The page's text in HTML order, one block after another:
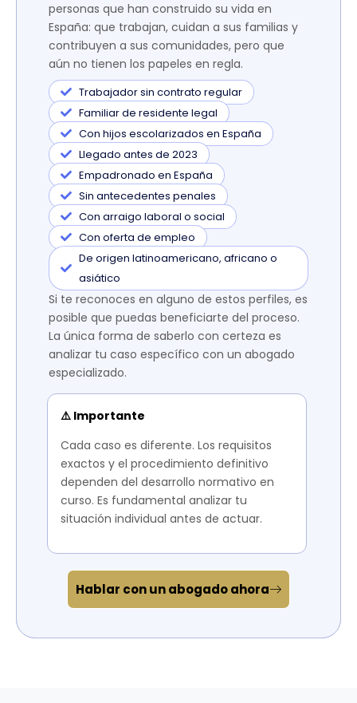
personas que han construido su vida en
España: que trabajan, cuidan a sus familias y
contribuyen a sus comunidades, pero que
aún no tienen los papeles en regla.
Trabajador sin contrato regular
Familiar de residente legal
Con hijos escolarizados en España
Llegado antes de 2023
Empadronado en España
Sin antecedentes penales
Con arraigo laboral o social
Con oferta de empleo
De origen latinoamericano, africano o
asiático
Si te reconoces en alguno de estos perfiles, es
posible que puedas beneficiarte del proceso.
La única forma de saberlo con certeza es
analizar tu caso específico con un abogado
especializado.
⚠️ Importante
Cada caso es diferente. Los requisitos
exactos y el procedimiento definitivo
dependen del desarrollo normativo en
curso. Es fundamental analizar tu
situación individual antes de actuar.
Hablar con un abogado ahora